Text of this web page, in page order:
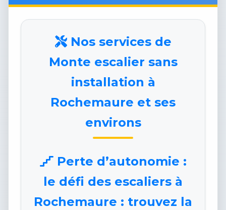
Nos services de
Monte escalier sans
installation à
Rochemaure et ses
environs
Perte d’autonomie :
le défi des escaliers à
Rochemaure : trouvez la